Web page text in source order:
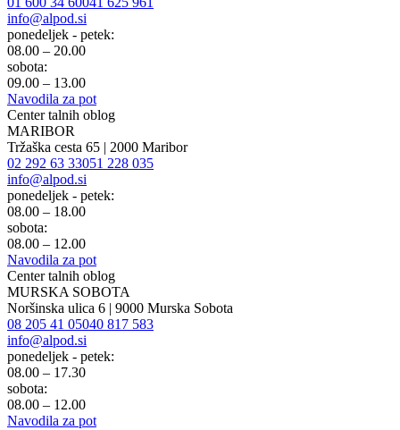
info@alpod.si
ponedeljek - petek:
08.00 – 20.00
sobota:
09.00 – 13.00
Navodila za pot
Center talnih oblog
MARIBOR
Tržaška cesta 65 | 2000 Maribor
02 292 63 33051 228 035
info@alpod.si
ponedeljek - petek:
08.00 – 18.00
sobota:
08.00 – 12.00
Navodila za pot
Center talnih oblog
MURSKA SOBOTA
Noršinska ulica 6 | 9000 Murska Sobota
08 205 41 05040 817 583
info@alpod.si
ponedeljek - petek:
08.00 – 17.30
sobota:
08.00 – 12.00
Navodila za pot